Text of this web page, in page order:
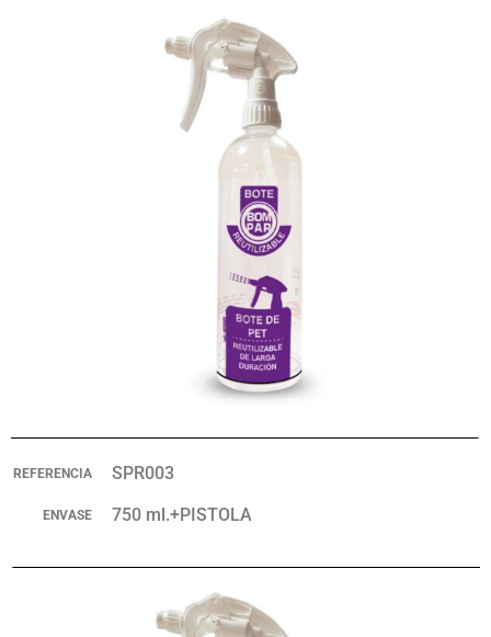
REFERENCIA SPR003
ENVASE 750 ml.+PISTOLA